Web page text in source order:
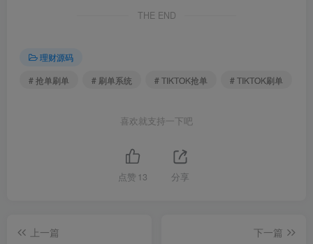
THE END
理财源码
# 抢单刷单
# 刷单系统 # TIKTOK抢单 # TIKTOK刷单
喜欢就支持一下吧
点赞 13 分享
上一篇
下一篇